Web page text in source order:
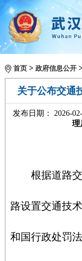
首页 > 政府信息公开
关于公布交通
发布日期： 2026-
理
根据道路
路设置交通技
和国行政处罚